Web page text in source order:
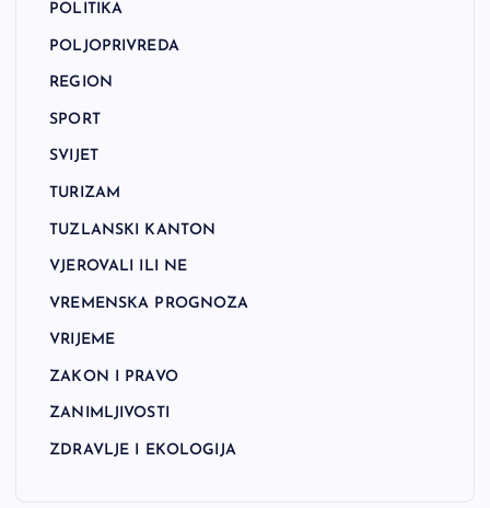
POLITIKA
POLJOPRIVREDA
REGION
SPORT
SVIJET
TURIZAM
TUZLANSKI KANTON
VJEROVALI ILI NE
VREMENSKA PROGNOZA
VRIJEME
ZAKON I PRAVO
ZANIMLJIVOSTI
ZDRAVLJE I EKOLOGIJA